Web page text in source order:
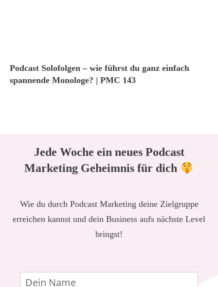
Podcast Solofolgen – wie führst du ganz einfach
spannende Monologe? | PMC 143
Jede Woche ein neues Podcast
Marketing Geheimnis für dich
Wie du durch Podcast Marketing deine Zielgruppe
erreichen kannst und dein Business aufs nächste Level
bringst!